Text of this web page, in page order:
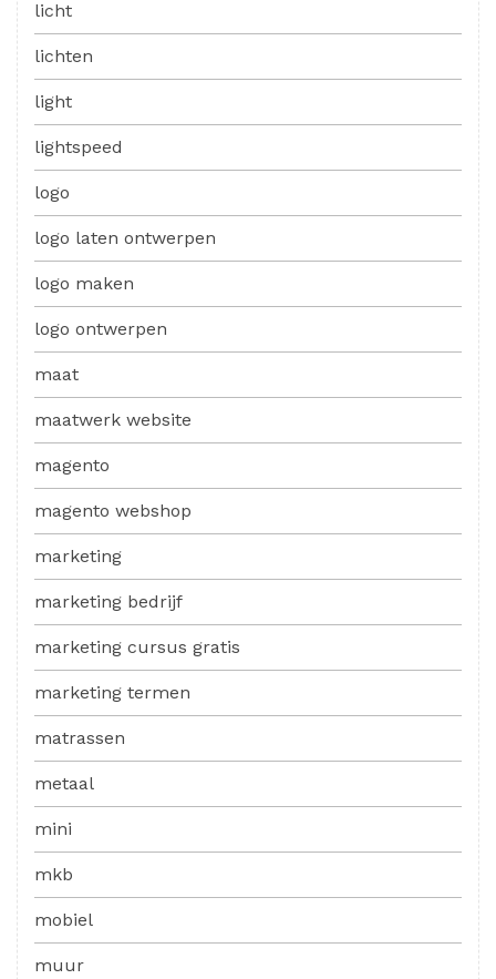
licht
lichten
light
lightspeed
logo
logo laten ontwerpen
logo maken
logo ontwerpen
maat
maatwerk website
magento
magento webshop
marketing
marketing bedrijf
marketing cursus gratis
marketing termen
matrassen
metaal
mini
mkb
mobiel
muur